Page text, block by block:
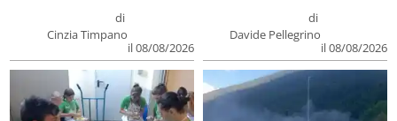
di
Cinzia Timpano
il 08/08/2026
di
Davide Pellegrino
il 08/08/2026